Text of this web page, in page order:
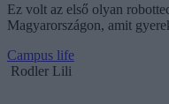
Ez volt az első olyan
Magyarországon, amit
Campus life
Rodler Lili